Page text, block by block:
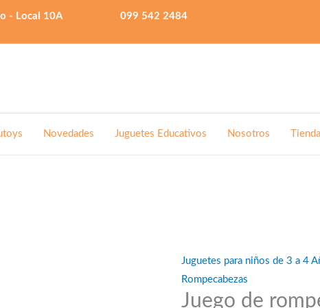
- Local 10A 099 542 2484
Novedades Juguetes Educativos Nosotros
Juguetes para niños de 3 a 4
Rompecabezas
Juego de